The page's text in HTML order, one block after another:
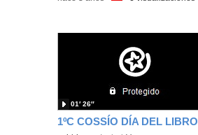
1ºC COSSÍO DÍA DEL LIBRO
01′ 26″